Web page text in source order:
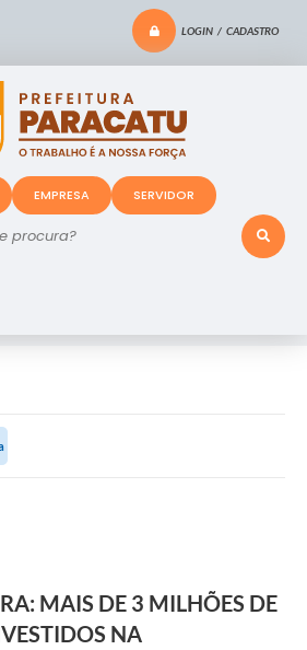
LOGIN / CADASTRO
EMPRESA SERVIDOR
MAIS DE 3 MILHÕES DE
NA